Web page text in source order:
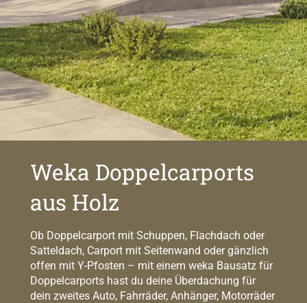
Weka Doppelcarports
aus Holz
Ob Doppelcarport mit Schuppen, Flachdach oder
Satteldach, Carport mit Seitenwand oder gänzlich
offen mit Y-Pfosten – mit einem weka Bausatz für
Doppelcarports hast du deine Überdachung für
dein zweites Auto, Fahrräder, Anhänger, Motorräder